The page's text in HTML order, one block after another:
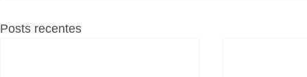
Posts recentes